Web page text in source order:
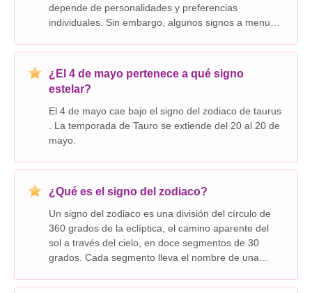
depende de personalidades y preferencias
individuales. Sin embargo, algunos signos a menudo
debido a rasgos compartidos y fortalezas
¿El 4 de mayo pertenece a qué signo
estelar?
El 4 de mayo cae bajo el signo del zodiaco de taurus
mayo.
¿Qué es el signo del zodiaco?
Un signo del zodiaco es una división del círculo de
360 ​​grados de la eclíptica, el camino aparente del
sol a través del cielo, en doce segmentos de 30
grados. Cada segmento lleva el nombre de una
ese período. Aquí hay un desglose: * La eclí